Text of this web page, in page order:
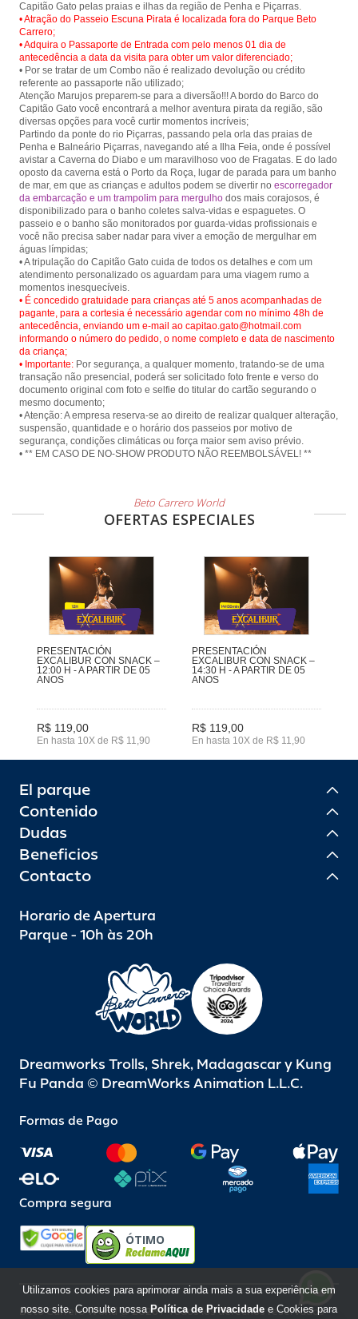
• Atração do Passeio Escuna Pirata é localizada fora do Parque Beto
Carrero;
• Adquira o Passaporte de Entrada com pelo menos 01 dia de
antecedência a data da visita para obter um valor diferenciado;
• Por se tratar de um Combo não é realizado devolução ou crédito
referente ao passaporte não utilizado;
Atenção Marujos preparem-se para a diversão!!! A bordo do Barco do
Capitão Gato você encontrará a melhor aventura pirata da região, são
diversas opções para você curtir momentos incríveis;
Partindo da ponte do rio Piçarras, passando pela orla das praias de
Penha e Balneário Piçarras, navegando até a Ilha Feia, onde é possível
avistar a Caverna do Diabo e um maravilhoso voo de Fragatas. E do lado
oposto da caverna está o Porto da Roça, lugar de parada para um banho
de mar, em que as crianças e adultos podem se divertir no escorregador
da embarcação e um trampolim para mergulho dos mais corajosos, é
disponibilizado para o banho coletes salva-vidas e espaguetes. O
passeio e o banho são monitorados por guarda-vidas profissionais e
você não precisa saber nadar para viver a emoção de mergulhar em
águas límpidas;
• A tripulação do Capitão Gato cuida de todos os detalhes e com um
atendimento personalizado os aguardam para uma viagem rumo a
• É concedido gratuidade para crianças até 5 anos acompanhadas de
pagante, para a cortesia é necessário agendar com no mínimo 48h de
antecedência, enviando um e-mail ao capitao.gato@hotmail.com
informando o número do pedido, o nome completo e data de nascimento
da criança;
• Importante: Por segurança, a qualquer momento, tratando-se de uma
transação não presencial, poderá ser solicitado foto frente e verso do
documento original com foto e selfie do titular do cartão segurando o
mesmo documento;
• Atenção: A empresa reserva-se ao direito de realizar qualquer alteração,
suspensão, quantidade e o horário dos passeios por motivo de
segurança, condições climáticas ou força maior sem aviso prévio.
• ** EM CASO DE NO-SHOW PRODUTO NÃO REEMBOLSÁVEL! **
Beto Carrero World
OFERTAS ESPECIALES
PRESENTACIÓN
EXCALIBUR CON SNACK –
12:00 H - A PARTIR DE 05
ANOS
R$ 119,00
En hasta 10X de R$ 11,90
PRESENTACIÓN
EXCALIBUR CON SNACK –
14:30 H - A PARTIR DE 05
ANOS
R$ 119,00
En hasta 10X de R$ 11,90
El parque
Contenido
Dudas
Beneficios
Contacto
Horario de Apertura
Parque - 10h às 20h
Dreamworks Trolls, Shrek, Madagascar y Kung
Fu Panda © DreamWorks Animation L.L.C.
Formas de Pago
Compra segura
ÓTIMO
Beto Carrero World @ 2026 / Todos los derechos reservados
Utilizamos cookies para aprimorar ainda mais a sua experiência em
nosso site. Consulte nossa Política de Privacidade e Cookies para